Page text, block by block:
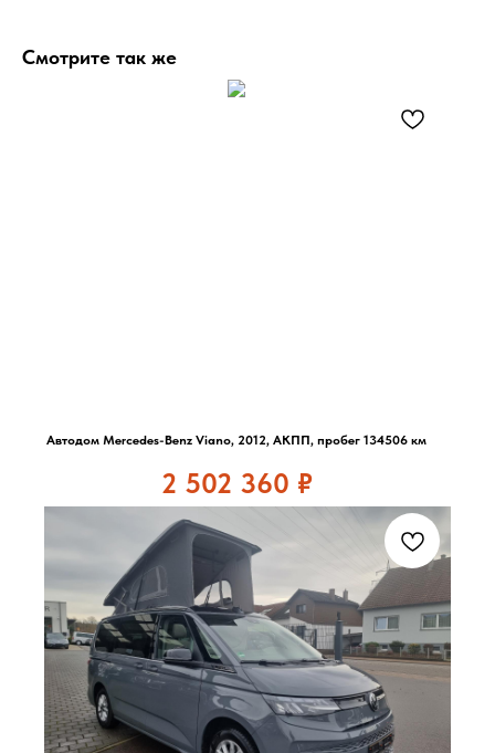
Смотрите так же
Автодом Mercedes-Benz Viano, 2012, АКПП, пробег 134506 км
2 502 360 ₽